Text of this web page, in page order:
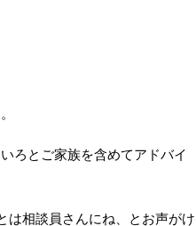
ろとご家族を含めてアドバイ
は相談員さんにね、とお声がけ